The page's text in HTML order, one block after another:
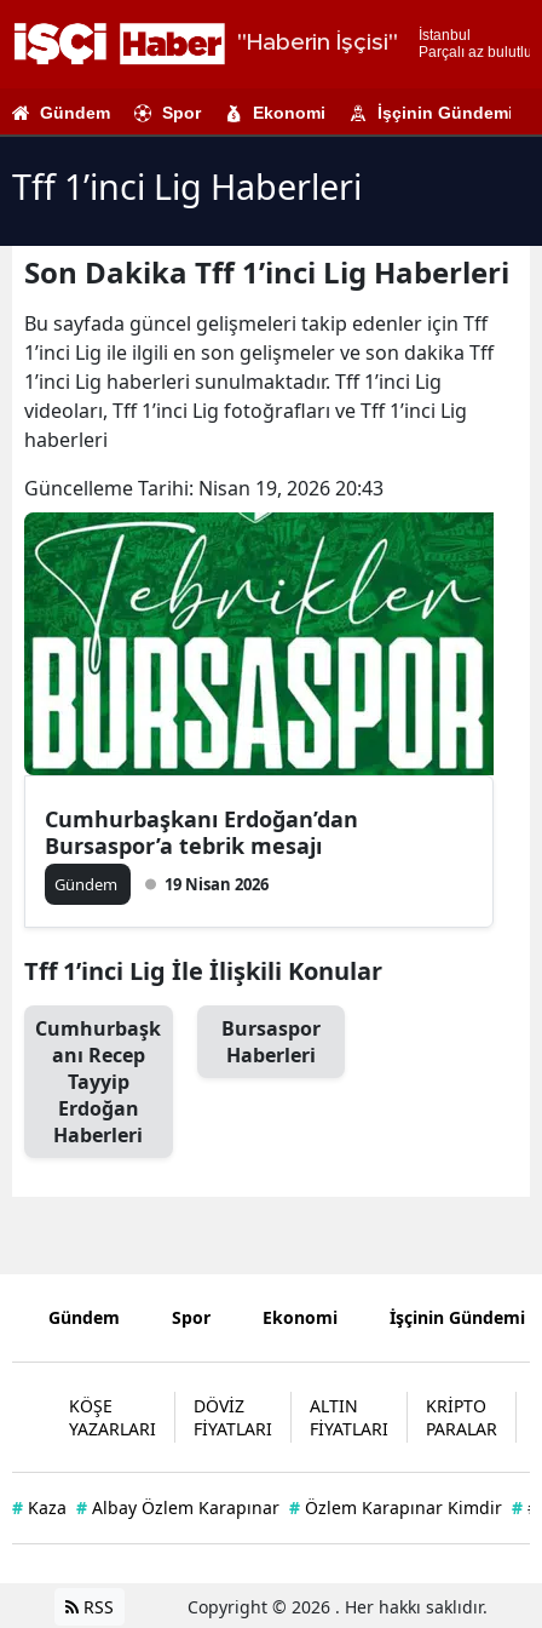
"Haberin İşçisi"
İstanbul
Parçalı az bulutlu
Adıyaman
Amasya
Ankara
Artvin
Balıkesir
Bilecik
Bingöl
Bolu
Burdur
Eskişehir
Gaziantep
Giresun
Hakkari
Isparta
Gündem Spor Ekonomi İşçinin Gündemi
Tff 1’inci Lig Haberleri
Son Dakika Tff 1’inci Lig Haberleri
Bu sayfada güncel gelişmeleri takip edenler için Tff
1’inci Lig ile ilgili en son gelişmeler ve son dakika Tff
1’inci Lig haberleri sunulmaktadır. Tff 1’inci Lig
videoları, Tff 1’inci Lig fotoğrafları ve Tff 1’inci Lig
haberleri
Güncelleme Tarihi: Nisan 19, 2026 20:43
Cumhurbaşkanı Erdoğan’dan
Bursaspor’a tebrik mesajı
Gündem 19 Nisan 2026
Tff 1’inci Lig İle İlişkili Konular
Cumhurbaşk
anı Recep
Tayyip
Erdoğan
Haberleri
Bursaspor
Haberleri
Gündem Spor Ekonomi İşçinin Gündemi
KÖŞE
YAZARLARI
DÖVİZ
FİYATLARI
ALTIN
FİYATLARI
KRİPTO
PARALAR
# Kaza # Albay Özlem Karapınar # Özlem Karapınar Kimdir #
RSS Copyright © 2026 . Her hakkı saklıdır.